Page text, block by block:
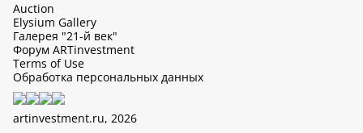
Auction
Elysium Gallery
Галерея "21-й век"
Форум ARTinvestment
Terms of Use
Обработка персональных данных
artinvestment.ru, 2026